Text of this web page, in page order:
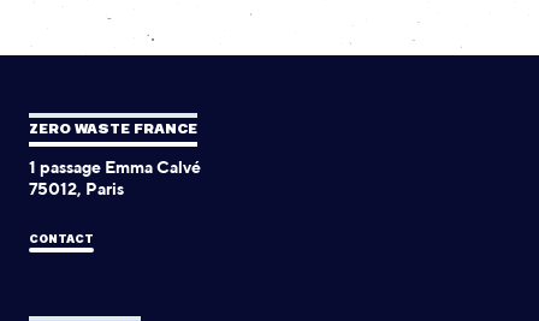
ZERO WASTE FRANCE
1 passage Emma Calvé
75012, Paris
CONTACT